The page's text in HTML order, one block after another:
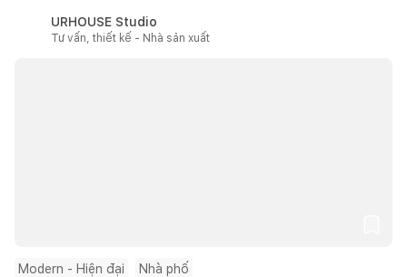
URHOUSE Studio
Tư vấn, thiết kế - Nhà sản xuất
Modern - Hiện đại Nhà phố